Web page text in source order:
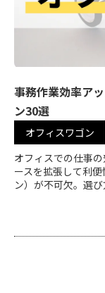
事務作業効率ア
ン30選
オフィスワゴン
オフィスでの仕事
ースを拡張して利
ン）が不可欠。選